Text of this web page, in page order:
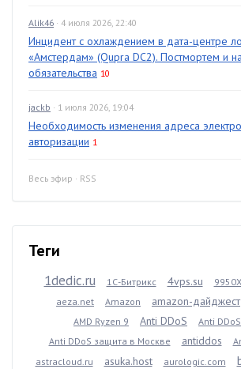
Alik46 · 4 июля 2026, 22:40
Инцидент с охлаждением в дата-центре
«Амстердам» (Qupra DC2). Постмортем и
обязательства 10
jackb · 1 июля 2026, 19:04
Необходимость изменения адреса
авторизации 1
Весь эфир · RSS
Теги
1dedic.ru 1С-Битрикс 4vps.su 9950X
aeza.net
Amazon amazon-дайджест
AMD Ryzen 9
Anti DDoS
Anti
Anti DDoS защита в Москве
antiddos
astracloud.ru
asuka.host aurologic.com